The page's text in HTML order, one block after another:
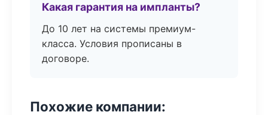
Какая гарантия на импланты?
До 10 лет на системы премиум-
класса. Условия прописаны в
договоре.
Похожие компании: